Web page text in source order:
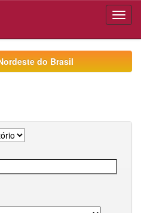
do Brasil